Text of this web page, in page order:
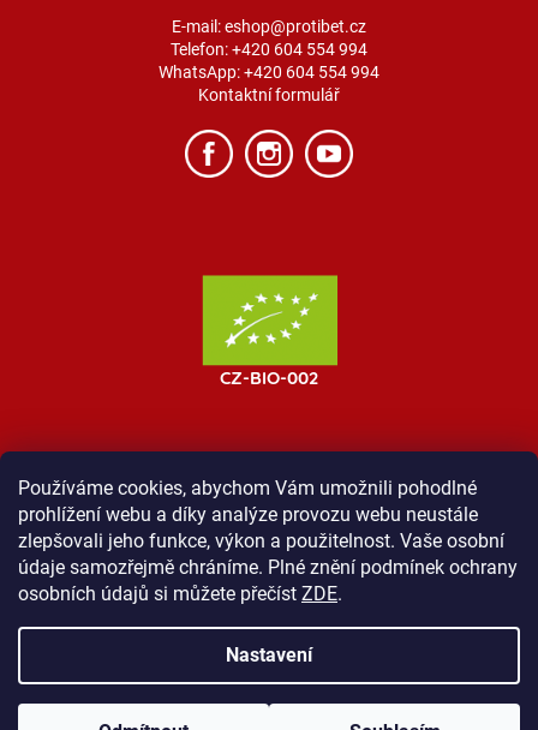
Používáme cookies, abychom Vám umožnili pohodlné
prohlížení webu a díky analýze provozu webu neustále
zlepšovali jeho funkce, výkon a použitelnost. Vaše osobní
údaje samozřejmě chráníme. Plné znění podmínek ochrany
osobních údajů si můžete přečíst ZDE.
Nastavení
E-mail:eshop@protibet.cz
Telefon:+420 604 554 994
WhatsApp:+420 604 554 994
Kontaktní formulář
MOST ProTibet Vše o nákupu
Obchodní podmínky
Zásady ochrany osobních údajů
Kontakt
Vytvořil Shoptet